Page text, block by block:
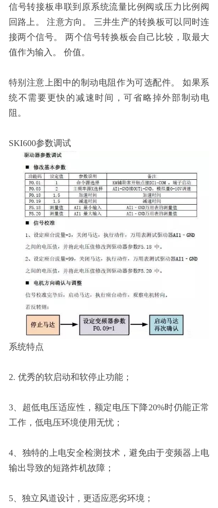
信号转接板串联到原系统流量比例阀或压力比例阀
回路上。 注意方向。 三井生产的转换板可以同时连
接两个信号。 两个信号转换板会自己比较，取最大
值作为输入。 价值。
特别注意上图中的制动电阻作为可选配件。 如果系
统不需要更快的减速时间，可省略掉外部制动电
阻。
SKI600参数调试
系统特点
2. 优秀的软启动和软停止功能；
3、超低电压适应性，额定电压下降20%时仍能正常
工作，低电压环境使用无忧；
4、独特的上电安全检测技术，避免由于变频器上电
输出导致的短路炸机故障；
5、独立风道设计，更适应恶劣环境；